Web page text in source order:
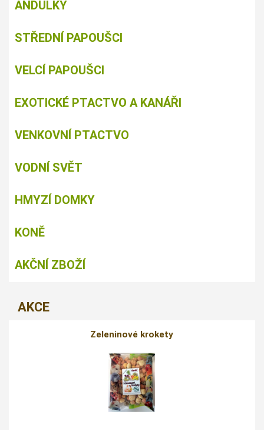
ANDULKY
STŘEDNÍ PAPOUŠCI
VELCÍ PAPOUŠCI
EXOTICKÉ PTACTVO A KANÁŘI
VENKOVNÍ PTACTVO
VODNÍ SVĚT
HMYZÍ DOMKY
KONĚ
AKČNÍ ZBOŽÍ
AKCE
Zeleninové krokety